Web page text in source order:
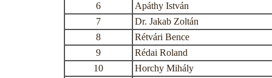
6
Apáthy István
7
Dr. Jakab Zoltán
8
Rétvári Bence
9
Rédai Roland
10
Horchy Mihály